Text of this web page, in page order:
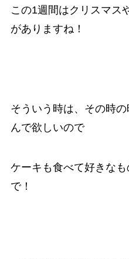
この1週間はクリスマス
がありますね！
そういう時は、その時
んで欲しいので
ケーキも食べて好きな
で！